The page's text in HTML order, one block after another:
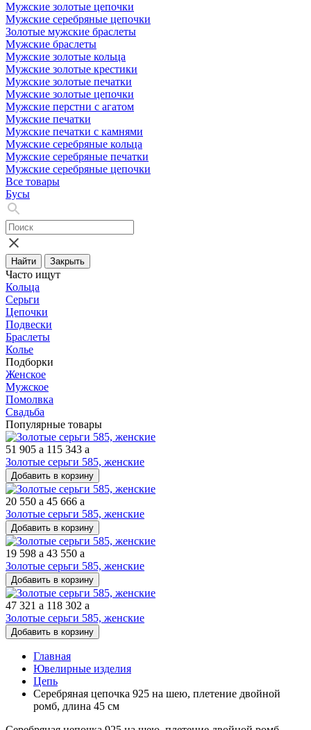
Мужские золотые цепочки
Мужские серебряные цепочки
Золотые мужские браслеты
Мужские браслеты
Мужские золотые кольца
Мужские золотые крестики
Мужские золотые печатки
Мужские золотые цепочки
Мужские перстни с агатом
Мужские печатки
Мужские печатки с камнями
Мужские серебряные кольца
Мужские серебряные печатки
Мужские серебряные цепочки
Все товары
Бусы
Найти Закрыть
Часто ищут
Кольца
Серьги
Цепочки
Подвески
Браслеты
Колье
Подборки
Женское
Мужское
Помолвка
Свадьба
Популярные товары
51 905 a 115 343 a
Золотые серьги 585, женские
Добавить в корзину
20 550 a 45 666 a
Золотые серьги 585, женские
Добавить в корзину
19 598 a 43 550 a
Золотые серьги 585, женские
Добавить в корзину
47 321 a 118 302 a
Золотые серьги 585, женские
Добавить в корзину
Главная
Ювелирные изделия
Цепь
Серебряная цепочка 925 на шею, плетение двойной
ромб, длина 45 см